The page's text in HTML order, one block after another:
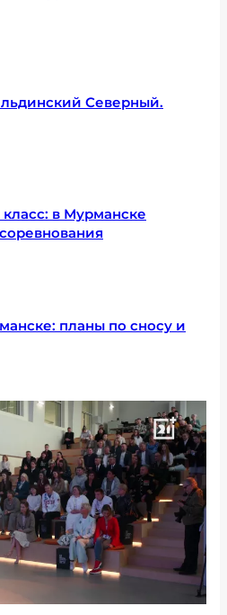
Северный.
в Мурманске
планы по сносу и